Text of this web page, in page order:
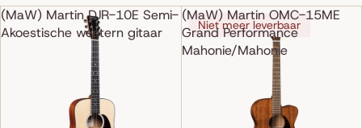
(MaW) Martin DJR-10E Semi-
Akoestische western gitaar
(MaW) Martin OMC-15ME
Grand Performance
Mahonie/Mahonie
Niet meer leverbaar